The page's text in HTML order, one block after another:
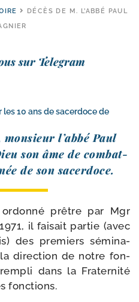
DÉCÈS DE M. L’ABBÉ PAUL
sur Telegram
10 ans de sacerdoce de
l’abbé Paul
son âme de com­bat­
de son sacerdoce.
prêtre par Mgr
il fai­sait par­tie (avec
des pre­miers sémi­na­
direc­tion de notre fon­
dans la Fraternité
fonctions.